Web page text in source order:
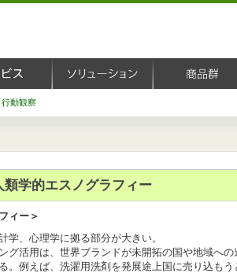
動観察
学的エスノグラフィー
ィー＞
学、心理学に拠る部分が大きい。
グ活用は、世界ブランドが未開拓の国や地域へ
。例えば、洗濯用洗剤を発展途上国に売り込も